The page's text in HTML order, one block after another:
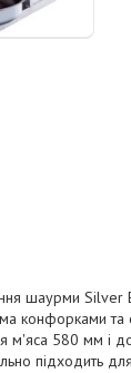
шаурми
конфорками та
м'яса 580 мм і
підходить